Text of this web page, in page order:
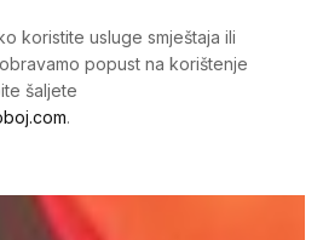
koristite usluge smještaja ili
popust na korištenje
šaljete
.